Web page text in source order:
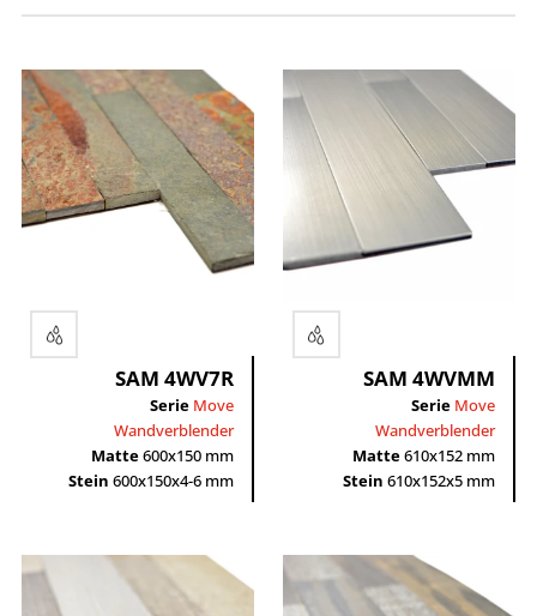
Innen
Wand
braun
grau
silber
SAM 4WV7R
Serie Move
Wandverblender
Matte600x150 mm
Stein 600x150x4-6 mm
SAM 4WVMM
Serie Move
Wandverblender
Matte610x152 mm
Stein 610x152x5 mm